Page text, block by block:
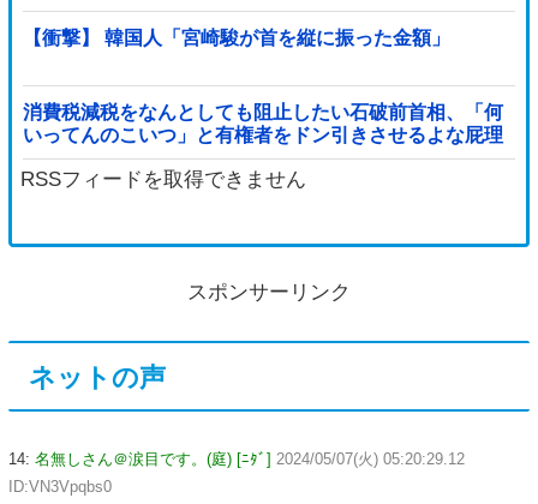
【衝撃】 韓国人「宮崎駿が首を縦に振った金額」
消費税減税をなんとしても阻止したい石破前首相、「何
いってんのこいつ」と有権者をドン引きさせるよな屁理
屈を……他
RSSフィードを取得できません
スポンサーリンク
ネットの声
14: 名無しさん＠涙目です。(庭) [ﾆﾀﾞ] 2024/05/07(火) 05:20:29.12
ID:VN3Vpqbs0